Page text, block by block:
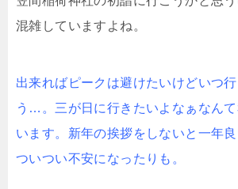
混雑していますよね。
出来ればピークは避けたいけどいつ
う…。三が日に行きたいよなぁなんて
います。新年の挨拶をしないと一年
ついつい不安になったりも。